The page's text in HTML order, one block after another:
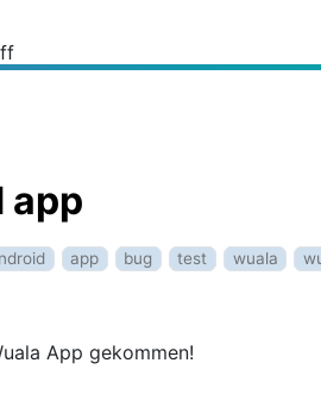
app
app bug test wuala
App gekommen!